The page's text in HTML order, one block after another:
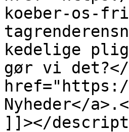
koeber-os-
kedelige
gør vi
Nyheder</
]]></